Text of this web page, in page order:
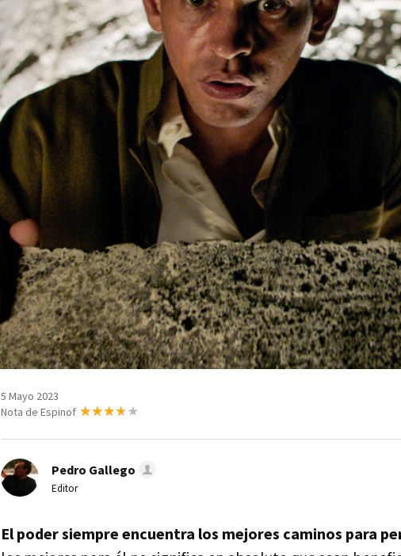
5 Mayo 2023
Nota de Espinof
Pedro Gallego
Editor
El poder siempre encuentra los mejores caminos para